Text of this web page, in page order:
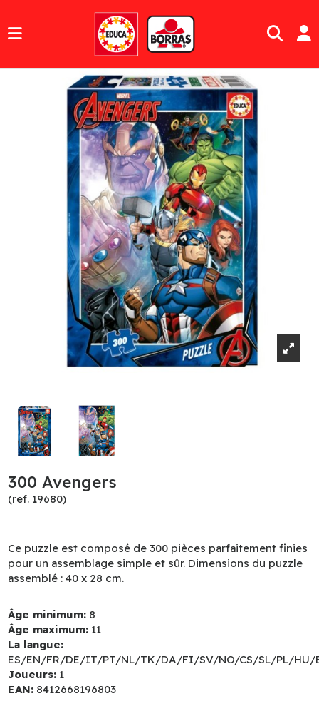
300 Avengers
(ref. 19680)
Ce puzzle est composé de 300 pièces parfaitement finies
pour un assemblage simple et sûr. Dimensions du puzzle
assemblé : 40 x 28 cm.
Âge minimum: 8
Âge maximum: 11
La langue:
ES/EN/FR/DE/IT/PT/NL/TK/DA/FI/SV/NO/CS/SL/PL/HU/
Joueurs: 1
EAN: 8412668196803